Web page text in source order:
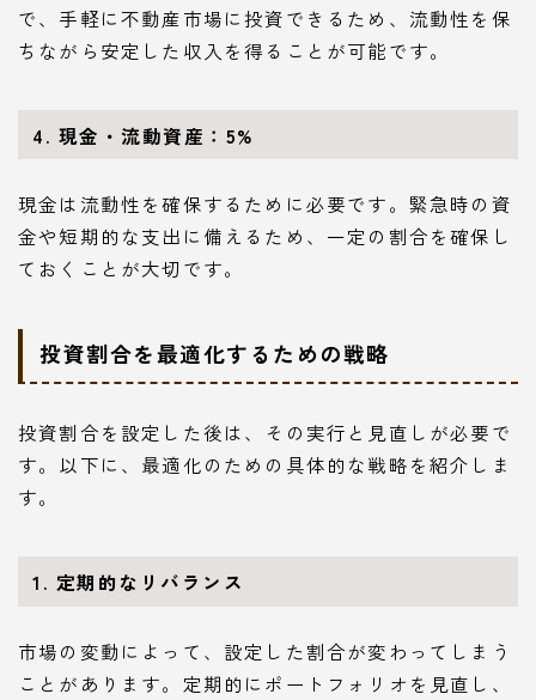
で、手軽に不動産市場に投資できるため、流動性を保
ちながら安定した収入を得ることが可能です。
4. 現金・流動資産：5%
現金は流動性を確保するために必要です。緊急時の資
金や短期的な支出に備えるため、一定の割合を確保し
ておくことが大切です。
投資割合を最適化するための戦略
投資割合を設定した後は、その実行と見直しが必要で
す。以下に、最適化のための具体的な戦略を紹介しま
す。
1. 定期的なリバランス
市場の変動によって、設定した割合が変わってしまう
ことがあります。定期的にポートフォリオを見直し、